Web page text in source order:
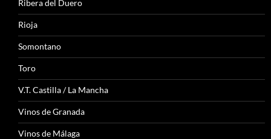
Ribera del Duero
Rioja
Somontano
Toro
V.T. Castilla / La Mancha
Vinos de Granada
Vinos de Málaga